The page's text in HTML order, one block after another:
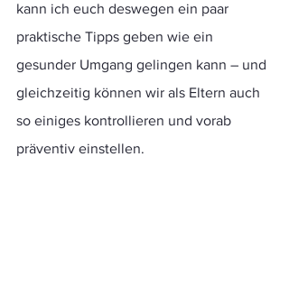
kann ich euch deswegen ein paar
praktische Tipps geben wie ein
gesunder Umgang gelingen kann – und
gleichzeitig können wir als Eltern auch
so einiges kontrollieren und vorab
präventiv einstellen.